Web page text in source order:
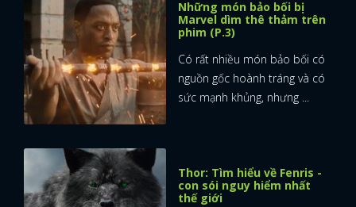
FACEBOOK GOOGLE
Những món bảo bối bị
Marvel dìm thê thảm trên
phim (P.3)
Có rất nhiều món bảo bối có
nguồn gốc hoành tráng và có
sức mạnh khủng, nhưng ...
Thor: Tìm hiểu về Fenris -
con sói nguy hiểm nhất
thế giới